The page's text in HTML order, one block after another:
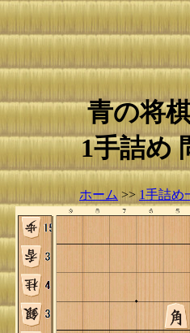
青の将
1手詰め
ホーム >> 1手詰め